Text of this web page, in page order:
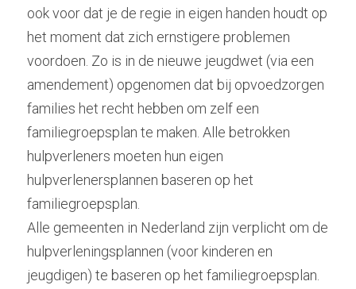
ook voor dat je de regie in eigen handen houdt op
het moment dat zich ernstigere problemen
voordoen. Zo is in de nieuwe jeugdwet (via een
amendement) opgenomen dat bij opvoedzorgen
families het recht hebben om zelf een
familiegroepsplan te maken. Alle betrokken
hulpverleners moeten hun eigen
hulpverlenersplannen baseren op het
familiegroepsplan.
Alle gemeenten in Nederland zijn verplicht om de
hulpverleningsplannen (voor kinderen en
jeugdigen) te baseren op het familiegroepsplan.